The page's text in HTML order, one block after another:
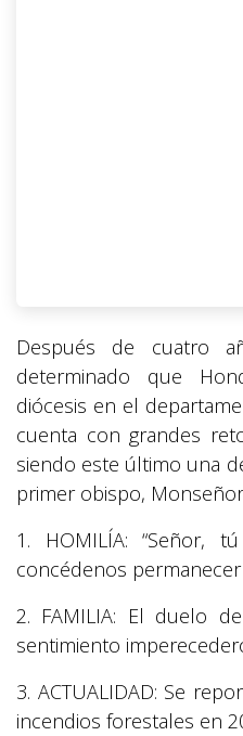
Después de cuatro
determinado que
diócesis en el
cuenta con grandes
siendo este último una
primer obispo,
1. HOMILÍA: “Señor,
concédenos permanecer
2. FAMILIA: El duelo
sentimiento
3. ACTUALIDAD: Se
incendios forestales en